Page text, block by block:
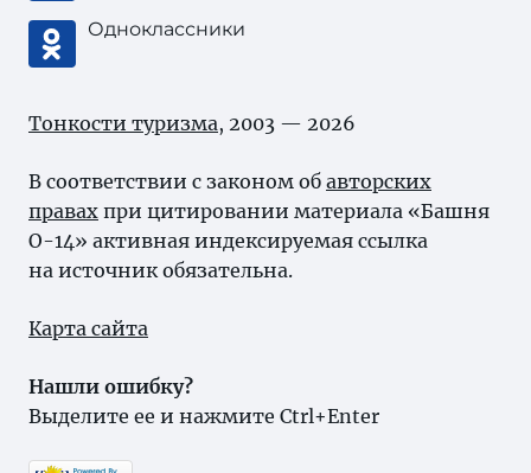
Одноклассники
Тонкости туризма, 2003 — 2026
В соответствии с законом об авторских
правах при цитировании материала «Башня
O-14» активная индексируемая ссылка
на источник обязательна.
Карта сайта
Нашли ошибку?
Выделите ее и нажмите Ctrl+Enter